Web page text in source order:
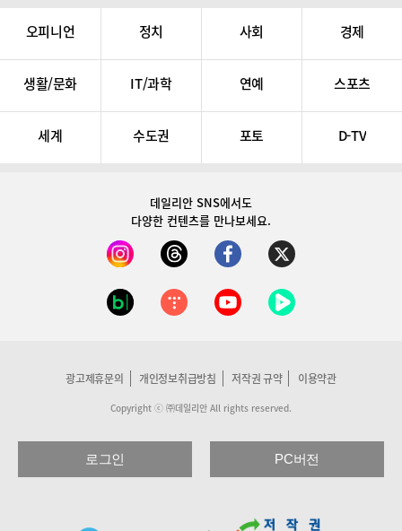
오피니언 정치 사회 경제
생활/문화 IT/과학 연예 스포츠
세계 수도권 포토 D-TV
데일리안 SNS에서도
다양한 컨텐츠를 만나보세요.
광고제휴문의 개인정보취급방침 저작권 규약 이용약관
Copyright ⓒ ㈜데일리안 All rights reserved.
로그인 PC버전